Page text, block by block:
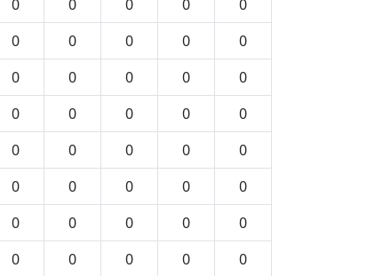
0 0 0 0
0
0 0 0 0
0
0 0 0 0
0
0 0 0 0
0
0 0 0 0
0
0 0 0 0
0
0 0 0 0
0
0 0 0 0 0